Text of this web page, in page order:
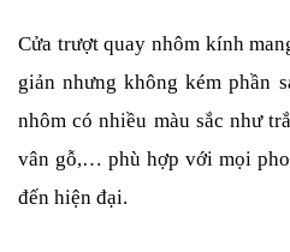
Cửa trượt quay nhôm kính
giản nhưng không kém phần
nhôm có nhiều màu sắc như
vân gỗ,… phù hợp với mọi
đến hiện đại.